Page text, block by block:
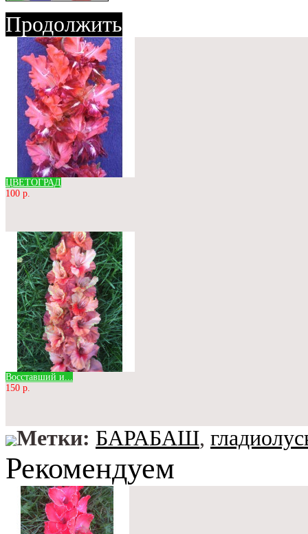
Продолжить
ЦВЕТОГРАД
100 р.
Восставший и...
150 р.
Метки: БАРАБАШ,
Рекомендуем